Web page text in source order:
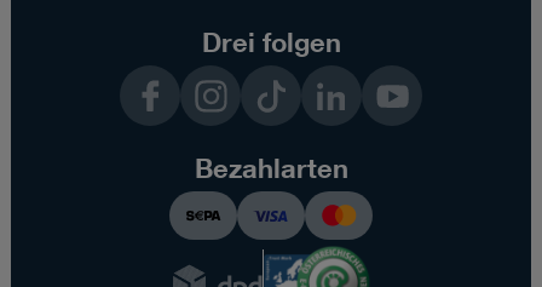
Drei folgen
InstagramTikTok LinkedInYouTube
Bezahlarten